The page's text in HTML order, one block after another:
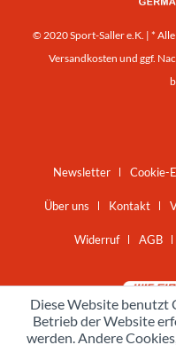
© 2020 Sport-Saller e.K. | *
Versandkosten und ggf.
Newsletter Cookie-
Über uns Kontakt
Widerruf AGB
Diese Website benutzt
Betrieb der Website
werden. Andere